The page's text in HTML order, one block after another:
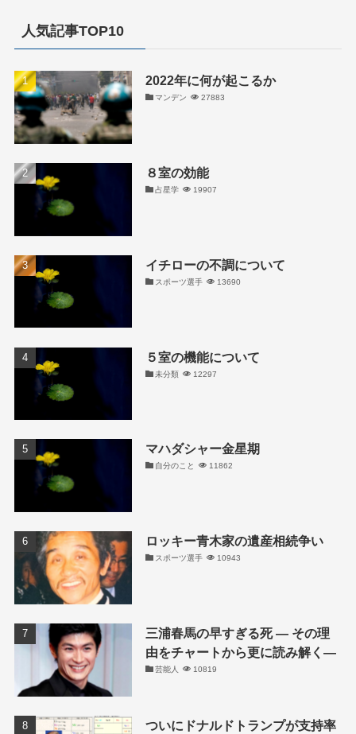
人気記事TOP10
2022年に何が起こるか
マンデン 27883
８室の効能
占星学 19907
イチローの不調について
スポーツ選手 13690
５室の機能について
未分類 12297
マハダシャー金星期
自分のこと 11862
ロッキー青木家の遺産相続争い
スポーツ選手 10943
三浦春馬の早すぎる死 ― その理
由をチャートから更に読み解く―
芸能人 10819
ついにドナルドトランプが支持率